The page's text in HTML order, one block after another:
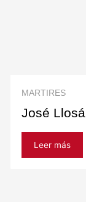
MARTIRES
José Llosá
Leer más